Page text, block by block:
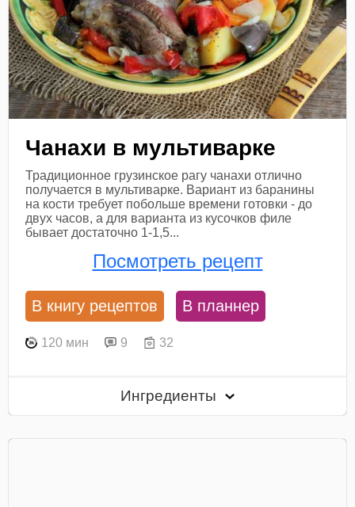
Чанахи в мультиварке
Традиционное грузинское рагу чанахи отлично
получается в мультиварке. Вариант из баранины
на кости требует побольше времени готовки - до
двух часов, а для варианта из кусочков филе
бывает достаточно 1-1,5...
Посмотреть рецепт
В книгу рецептов В планнер
120 мин 9 32
Ингредиенты